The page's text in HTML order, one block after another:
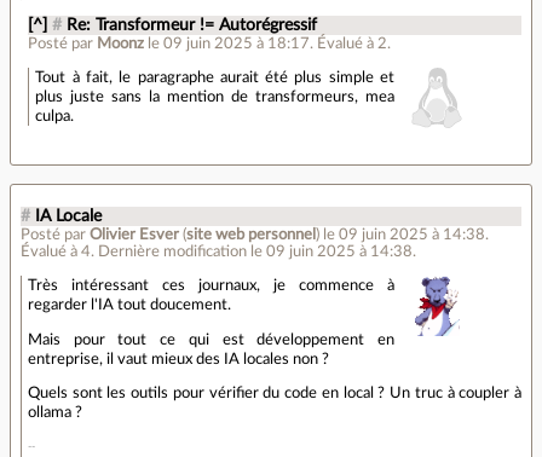
[^] # Re: Transformeur != Autorégressif
Posté par Moonz le 09 juin 2025 à 18:17. Évalué à 2.
Tout à fait, le paragraphe aurait été plus simple et
plus juste sans la mention de transformeurs, mea
culpa.
# IA Locale
Posté par Olivier Esver (site web personnel ) le 09 juin 2025 à 14:38.
Évalué à 4. Dernière modification le 09 juin 2025 à 14:38.
Très intéressant ces journaux, je commence à
regarder l'IA tout doucement.
Mais pour tout ce qui est développement en
entreprise, il vaut mieux des IA locales non ?
Quels sont les outils pour vérifier du code en local ? Un truc à coupler à
ollama ?